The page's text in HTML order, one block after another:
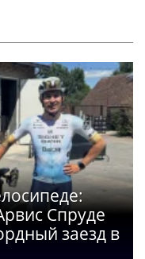
Спруде
заезд в